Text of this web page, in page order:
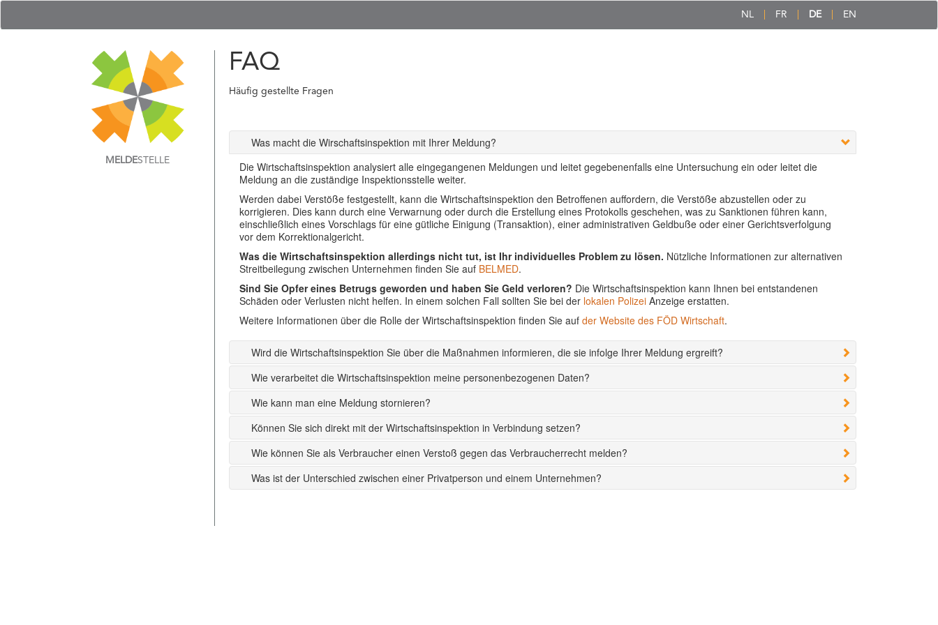
NL FR DE EN
MELDESTELLE
FAQ
Häufig gestellte Fragen
Was macht die Wirschaftsinspektion mit Ihrer Meldung?
Die Wirtschaftsinspektion analysiert alle eingegangenen Meldungen und leitet gegebenenfalls eine Untersuchung ein oder leitet die
Meldung an die zuständige Inspektionsstelle weiter.
Werden dabei Verstöße festgestellt, kann die Wirtschaftsinspektion den Betroffenen auffordern, die Verstöße abzustellen oder zu
korrigieren. Dies kann durch eine Verwarnung oder durch die Erstellung eines Protokolls geschehen, was zu Sanktionen führen kann,
einschließlich eines Vorschlags für eine gütliche Einigung (Transaktion), einer administrativen Geldbuße oder einer Gerichtsverfolgung
vor dem Korrektionalgericht.
Was die Wirtschaftsinspektion allerdings nicht tut, ist Ihr individuelles Problem zu lösen. Nützliche Informationen zur alternativen
Streitbeilegung zwischen Unternehmen finden Sie auf BELMED.
Sind Sie Opfer eines Betrugs geworden und haben Sie Geld verloren? Die Wirtschaftsinspektion kann Ihnen bei entstandenen
Schäden oder Verlusten nicht helfen. In einem solchen Fall sollten Sie bei der lokalen Polizei Anzeige erstatten.
Weitere Informationen über die Rolle der Wirtschaftsinspektion finden Sie auf der Website des FÖD Wirtschaft.
Wird die Wirtschaftsinspektion Sie über die Maßnahmen informieren, die sie infolge Ihrer Meldung ergreift?
Wie verarbeitet die Wirtschaftsinspektion meine personenbezogenen Daten?
Wie kann man eine Meldung stornieren?
Können Sie sich direkt mit der Wirtschaftsinspektion in Verbindung setzen?
Wie können Sie als Verbraucher einen Verstoß gegen das Verbraucherrecht melden?
Was ist der Unterschied zwischen einer Privatperson und einem Unternehmen?